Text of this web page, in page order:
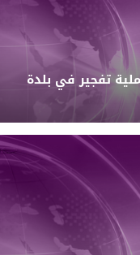
عملية تفجير في بلدة